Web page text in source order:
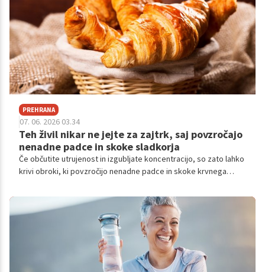
PREHRANA
07. 06. 2026 03.34
Teh živil nikar ne jejte za zajtrk, saj povzročajo
nenadne padce in skoke sladkorja
Če občutite utrujenost in izgubljate koncentracijo, so zato lahko
krivi obroki, ki povzročijo nenadne padce in skoke krvnega
svoj dan.